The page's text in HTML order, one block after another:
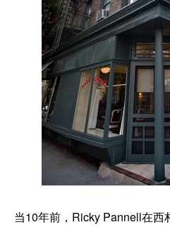
当10年前，Ricky Pannell在